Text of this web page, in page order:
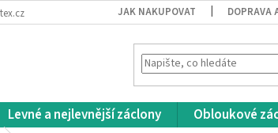
JAK NAKUPOVAT DOPRAVA
Levné a nejlevnější záclony Obloukové